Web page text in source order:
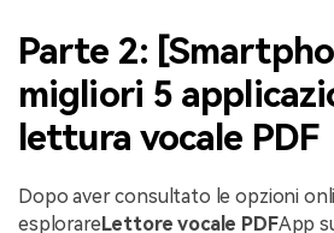
Parte 2:
migliori 5
lettura vocale PDF
Dopo aver consultato le opzioni
esplorare Lettore vocale PDFApp